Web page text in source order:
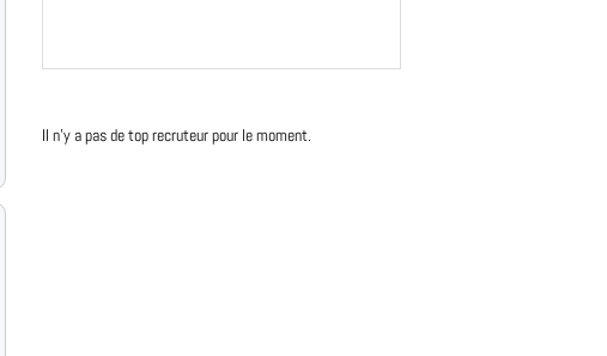
Il n'y a pas de top recruteur pour le moment.